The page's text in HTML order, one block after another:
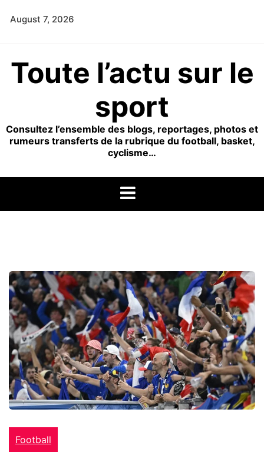
August 7, 2026
Toute l’actu sur le
sport
Consultez l’ensemble des blogs, reportages, photos et
rumeurs transferts de la rubrique du football, basket,
cyclisme…
Football